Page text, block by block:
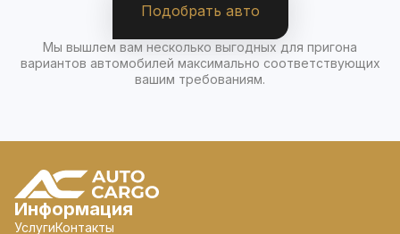
Подобрать авто
Мы вышлем вам несколько выгодных для пригона
вариантов автомобилей максимально соответствующих
вашим требованиям.
Информация
УслугиКонтакты